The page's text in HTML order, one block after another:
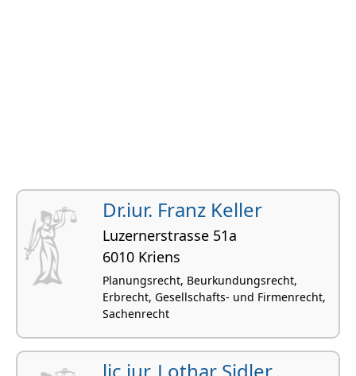
Dr.iur. Franz Keller
Luzernerstrasse 51a
6010 Kriens
Planungsrecht, Beurkundungsrecht,
Erbrecht, Gesellschafts- und Firmenrecht,
Sachenrecht